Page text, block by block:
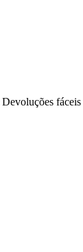
Devoluções fáceis